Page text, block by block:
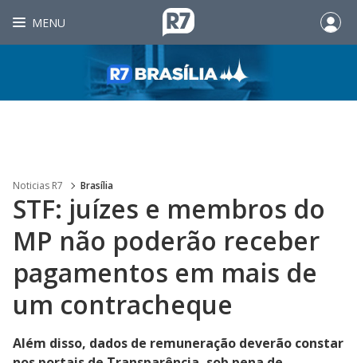
MENU
Noticias R7 Brasília
STF: juízes e membros do
MP não poderão receber
pagamentos em mais de
um contracheque
Além disso, dados de remuneração deverão constar